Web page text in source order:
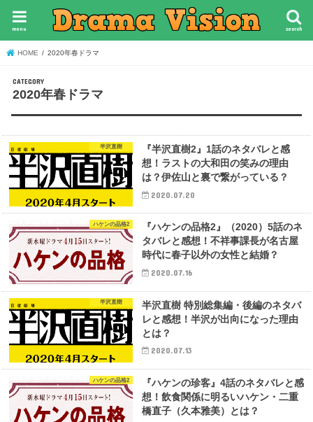
search
menu
HOME 2020年春ドラマ
2020年春ドラマ
半沢直樹
『半沢直樹2』1話のネタバレと感
想！ラストの大和田の笑みの理由
は？伊佐山と裏で繋がっている？
2020.07.20
ハケンの品格2
『ハケンの品格2』（2020）5話のネ
タバレと感想！不祥事課長が名古屋
時代に春子以外の女性と結婚？
2020.07.16
半沢直樹
半沢直樹 特別総集編・後編のネタバ
レと感想！半沢が出向になった理由
とは？
2020.07.13
ハケンの品格2
『ハケンの珍客』4話のネタバレと感
想！飲食関係に明るいハケン・二重
橋直子（久本雅美）とは？